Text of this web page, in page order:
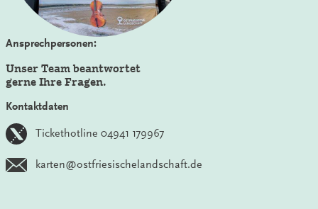
Ansprechpersonen:
Unser Team beantwortet
gerne Ihre Fragen.
Kontaktdaten
Tickethotline 04941 179967
karten@ostfriesischelandschaft.de